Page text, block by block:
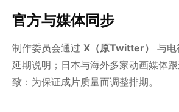
官方与媒体同步
制作委员会通过 X（原Twitter）
与电
延期说明；日本与海外多家动画媒体
致：为保证成片质量而调整排期。